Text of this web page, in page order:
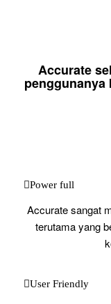
Accurate
penggunanya
Power full
Accurate sangat
terutama yang
User Friendly